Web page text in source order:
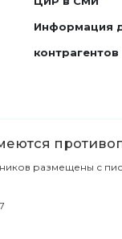
Информация
контрагентов
размещены с